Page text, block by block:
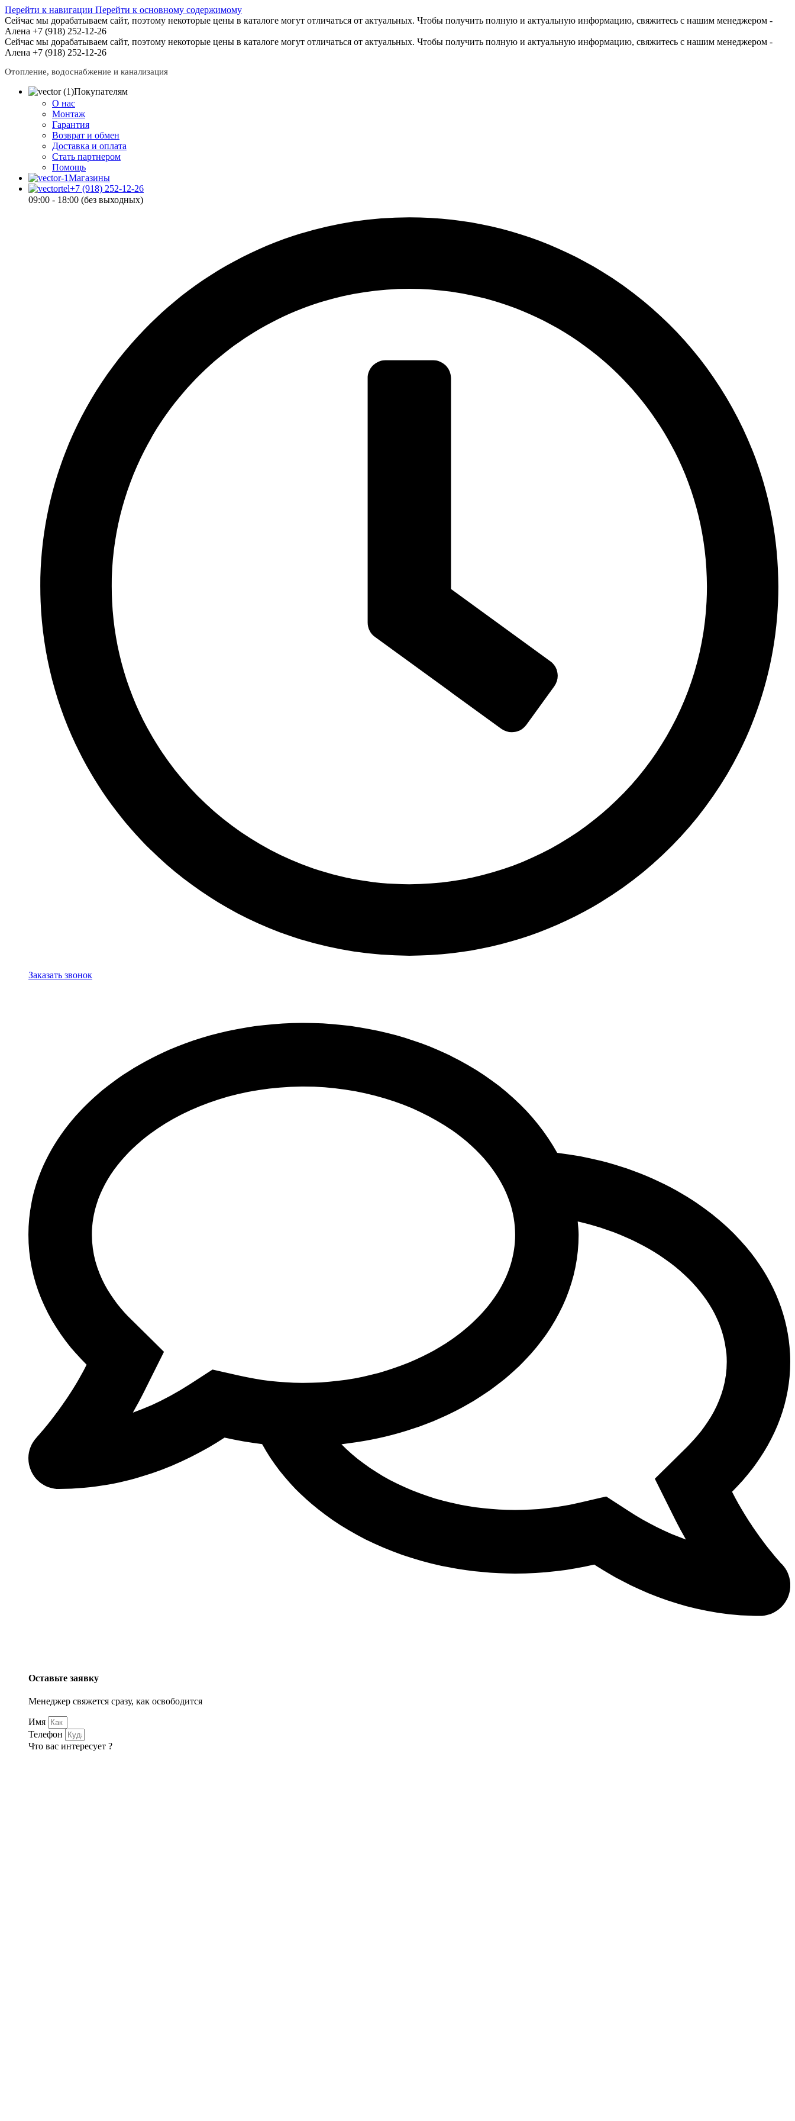
Перейти к навигации Перейти к основному содержимому
Сейчас мы дорабатываем сайт, поэтому некоторые цены в каталоге могут отличаться от актуальных. Чтобы получить полную и актуальную информацию, свяжитесь с нашим менеджером -
Алена +7 (918) 252-12-26
Сейчас мы дорабатываем сайт, поэтому некоторые цены в каталоге могут отличаться от актуальных. Чтобы получить полную и актуальную информацию, свяжитесь с нашим менеджером -
Алена +7 (918) 252-12-26
Отопление, водоснабжение и канализация
Покупателям
О нас
Монтаж
Гарантия
Возврат и обмен
Доставка и оплата
Стать партнером
Помощь
Магазины
+7 (918) 252-12-26
09:00 - 18:00 (без выходных)
Заказать звонок
Оставьте заявку
Менеджер свяжется сразу, как освободится
Имя
Телефон
Что вас интересует ?